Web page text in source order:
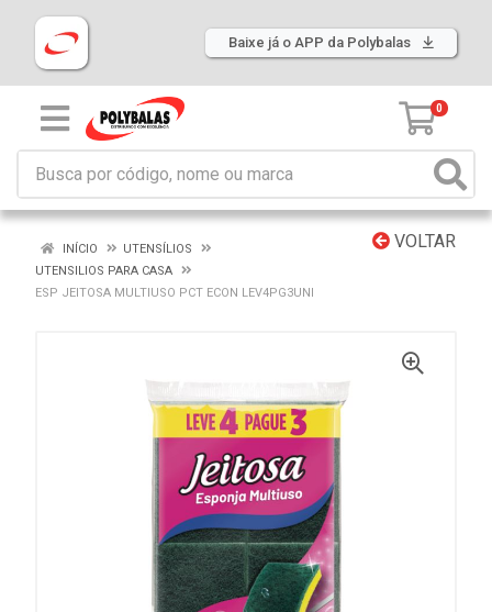
Baixe já o APP da Polybalas
0
VOLTAR
INÍCIO
UTENSÍLIOS
UTENSILIOS PARA CASA
ESP JEITOSA MULTIUSO PCT ECON LEV4PG3UNI